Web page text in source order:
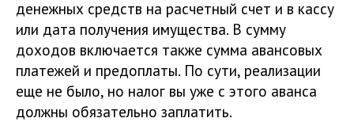
денежных средств на расчетный счет и в кассу
или дата получения имущества. В сумму
доходов включается также сумма авансовых
платежей и предоплаты. По сути, реализации
еще не было, но налог вы уже с этого аванса
должны обязательно заплатить.